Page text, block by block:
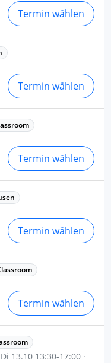
Termin wählen
Termin wählen
Termin wählen
Termin wählen
Termin wählen
13.10 13:30-17:00 ·